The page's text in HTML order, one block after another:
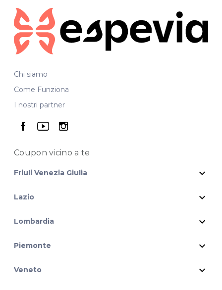
Chi siamo
Come Funziona
I nostri partner
seguici su facebook
seguici su youtube
seguici su instagram
Coupon vicinoa te
Friuli Venezia Giulia expand_more
Lazio expand_more
Lombardia expand_more
Piemonte expand_more
Veneto expand_more